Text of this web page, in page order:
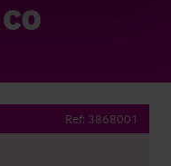
Ref: 3868001